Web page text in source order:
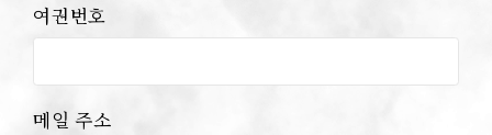
여권번호
메일 주소